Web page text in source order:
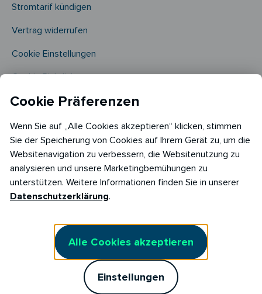
Stromtarif kündigen
Vertrag widerrufen
Cookie Einstellungen
Cookie Richtlinie​
Copyright © 2026
RABOT Energy DE GmbH
Hopfenmarkt 33,
Cookie Präferenzen
Wenn Sie auf „Alle Cookies akzeptieren“ klicken, stimmen
Sie der Speicherung von Cookies auf Ihrem Gerät zu, um die
Websitenavigation zu verbessern, die Websitenutzung zu
analysieren und unsere Marketingbemühungen zu
unterstützen. Weitere Informationen finden Sie in unserer
Datenschutzerklärung.
Alle Cookies akzeptieren
Einstellungen